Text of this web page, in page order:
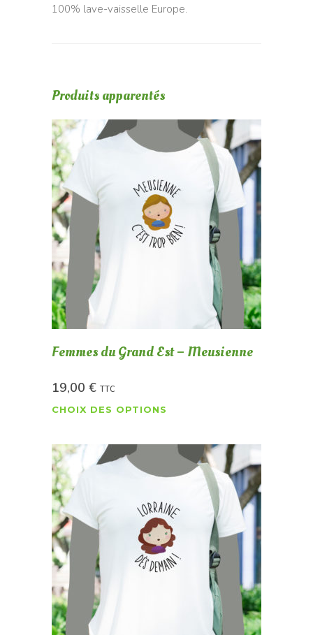
100% lave-vaisselle Europe.
Produits apparentés
Femmes du Grand Est – Meusienne
19,00 € TTC
CHOIX DES OPTIONS